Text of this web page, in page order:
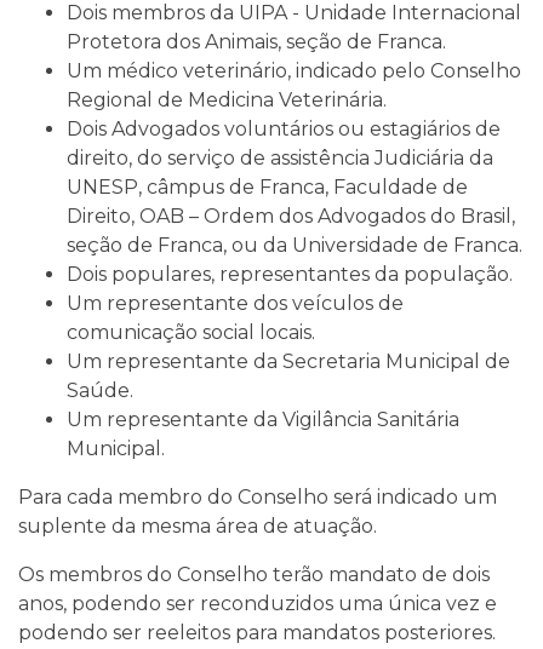
Dois membros da UIPA - Unidade Internacional
Protetora dos Animais, seção de Franca.
Um médico veterinário, indicado pelo Conselho
Regional de Medicina Veterinária.
Dois Advogados voluntários ou estagiários de
direito, do serviço de assistência Judiciária da
UNESP, câmpus de Franca, Faculdade de
Direito, OAB – Ordem dos Advogados do Brasil,
seção de Franca, ou da Universidade de Franca.
Dois populares, representantes da população.
Um representante dos veículos de
comunicação social locais.
Um representante da Secretaria Municipal de
Saúde.
Um representante da Vigilância Sanitária
Municipal.
Para cada membro do Conselho será indicado um
suplente da mesma área de atuação.
Os membros do Conselho terão mandato de dois
anos, podendo ser reconduzidos uma única vez e
podendo ser reeleitos para mandatos posteriores.